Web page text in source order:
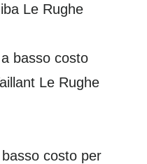
Le Rughe
costo per